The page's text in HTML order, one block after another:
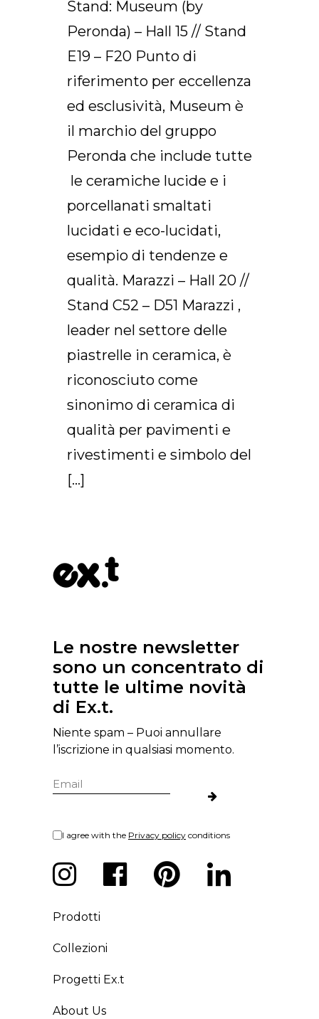
Stand: Museum (by
Peronda) – Hall 15 // Stand
E19 – F20 Punto di
riferimento per eccellenza
ed esclusività, Museum è
il marchio del gruppo
Peronda che include tutte
le ceramiche lucide e i
porcellanati smaltati
lucidati e eco-lucidati,
esempio di tendenze e
qualità. Marazzi – Hall 20 //
Stand C52 – D51 Marazzi ,
leader nel settore delle
piastrelle in ceramica, è
riconosciuto come
sinonimo di ceramica di
qualità per pavimenti e
rivestimenti e simbolo del
[…]
Le nostre newsletter
sono un concentrato di
tutte le ultime novità
di Ex.t.
Niente spam – Puoi annullare
l’iscrizione in qualsiasi momento.
I agree with the Privacy policy conditions
Prodotti
Collezioni
Progetti Ex.t
About Us